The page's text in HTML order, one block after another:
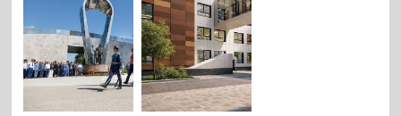
закона
политическими
партиями